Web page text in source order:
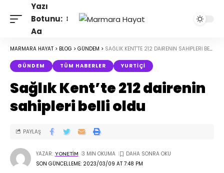
Yazı
Botunu:
Aa
MARMARA HAYAT > BLOG > GÜNDEM > SAĞLIK KENT’TE 212 DAIRENIN SAHIPLERI BELLI OLDU
GÜNDEM TÜM HABERLER YURTIÇI
Sağlık Kent’te 212 dairenin
sahipleri belli oldu
SON GÜNCELLEME: 2023/03/09 AT 7:48 PM
YAZAR: YONETIM 3 MIN OKUMA
PAYLAŞ